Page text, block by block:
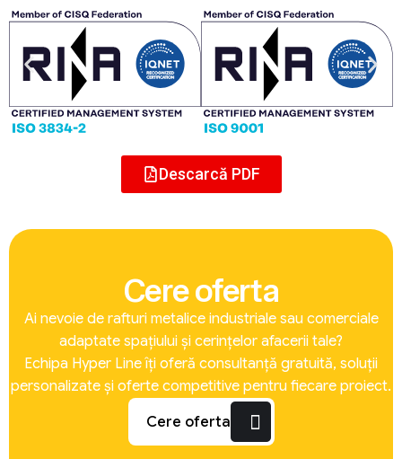
Descarcă PDF
Cere oferta
Ai nevoie de rafturi metalice industriale sau comerciale
adaptate spațiului și cerințelor afacerii tale?
Echipa Hyper Line îți oferă consultanță gratuită, soluții
personalizate și oferte competitive pentru fiecare proiect.
Cere oferta